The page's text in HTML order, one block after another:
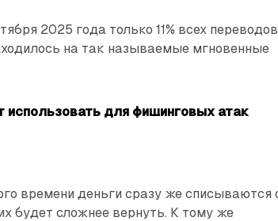
2025 года только 11% всех
на так называемые мгновенные
использовать для фишинговых атак
времени деньги сразу же списываются
будет сложнее вернуть. К тому же